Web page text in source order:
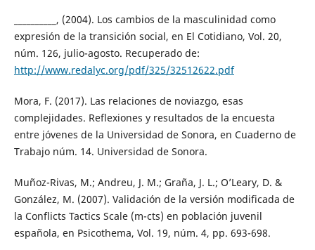
__________, (2004). Los cambios de la masculinidad como
expresión de la transición social, en El Cotidiano, Vol. 20,
núm. 126, julio-agosto. Recuperado de:
http://www.redalyc.org/pdf/325/32512622.pdf
Mora, F. (2017). Las relaciones de noviazgo, esas
complejidades. Reflexiones y resultados de la encuesta
entre jóvenes de la Universidad de Sonora, en Cuaderno de
Trabajo núm. 14. Universidad de Sonora.
Muñoz-Rivas, M.; Andreu, J. M.; Graña, J. L.; O’Leary, D. &
González, M. (2007). Validación de la versión modificada de
la Conflicts Tactics Scale (m-cts) en población juvenil
española, en Psicothema, Vol. 19, núm. 4, pp. 693-698.